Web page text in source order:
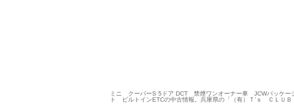
ミニ クーパーS 5ドア DCT 禁煙ワンオーナー車 JCWパッ
ト ビルトインETCの中古情報。兵庫県の「（有）Ｔ’ｓ ＣＬＵＢ